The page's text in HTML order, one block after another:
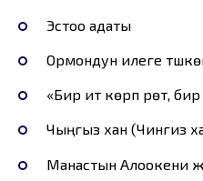
Эстоо адаты
Ормондун илеге
«Бир ит көрүп үрөт,
Чыңгыз хан (Чингиз
Манастын Алоокени